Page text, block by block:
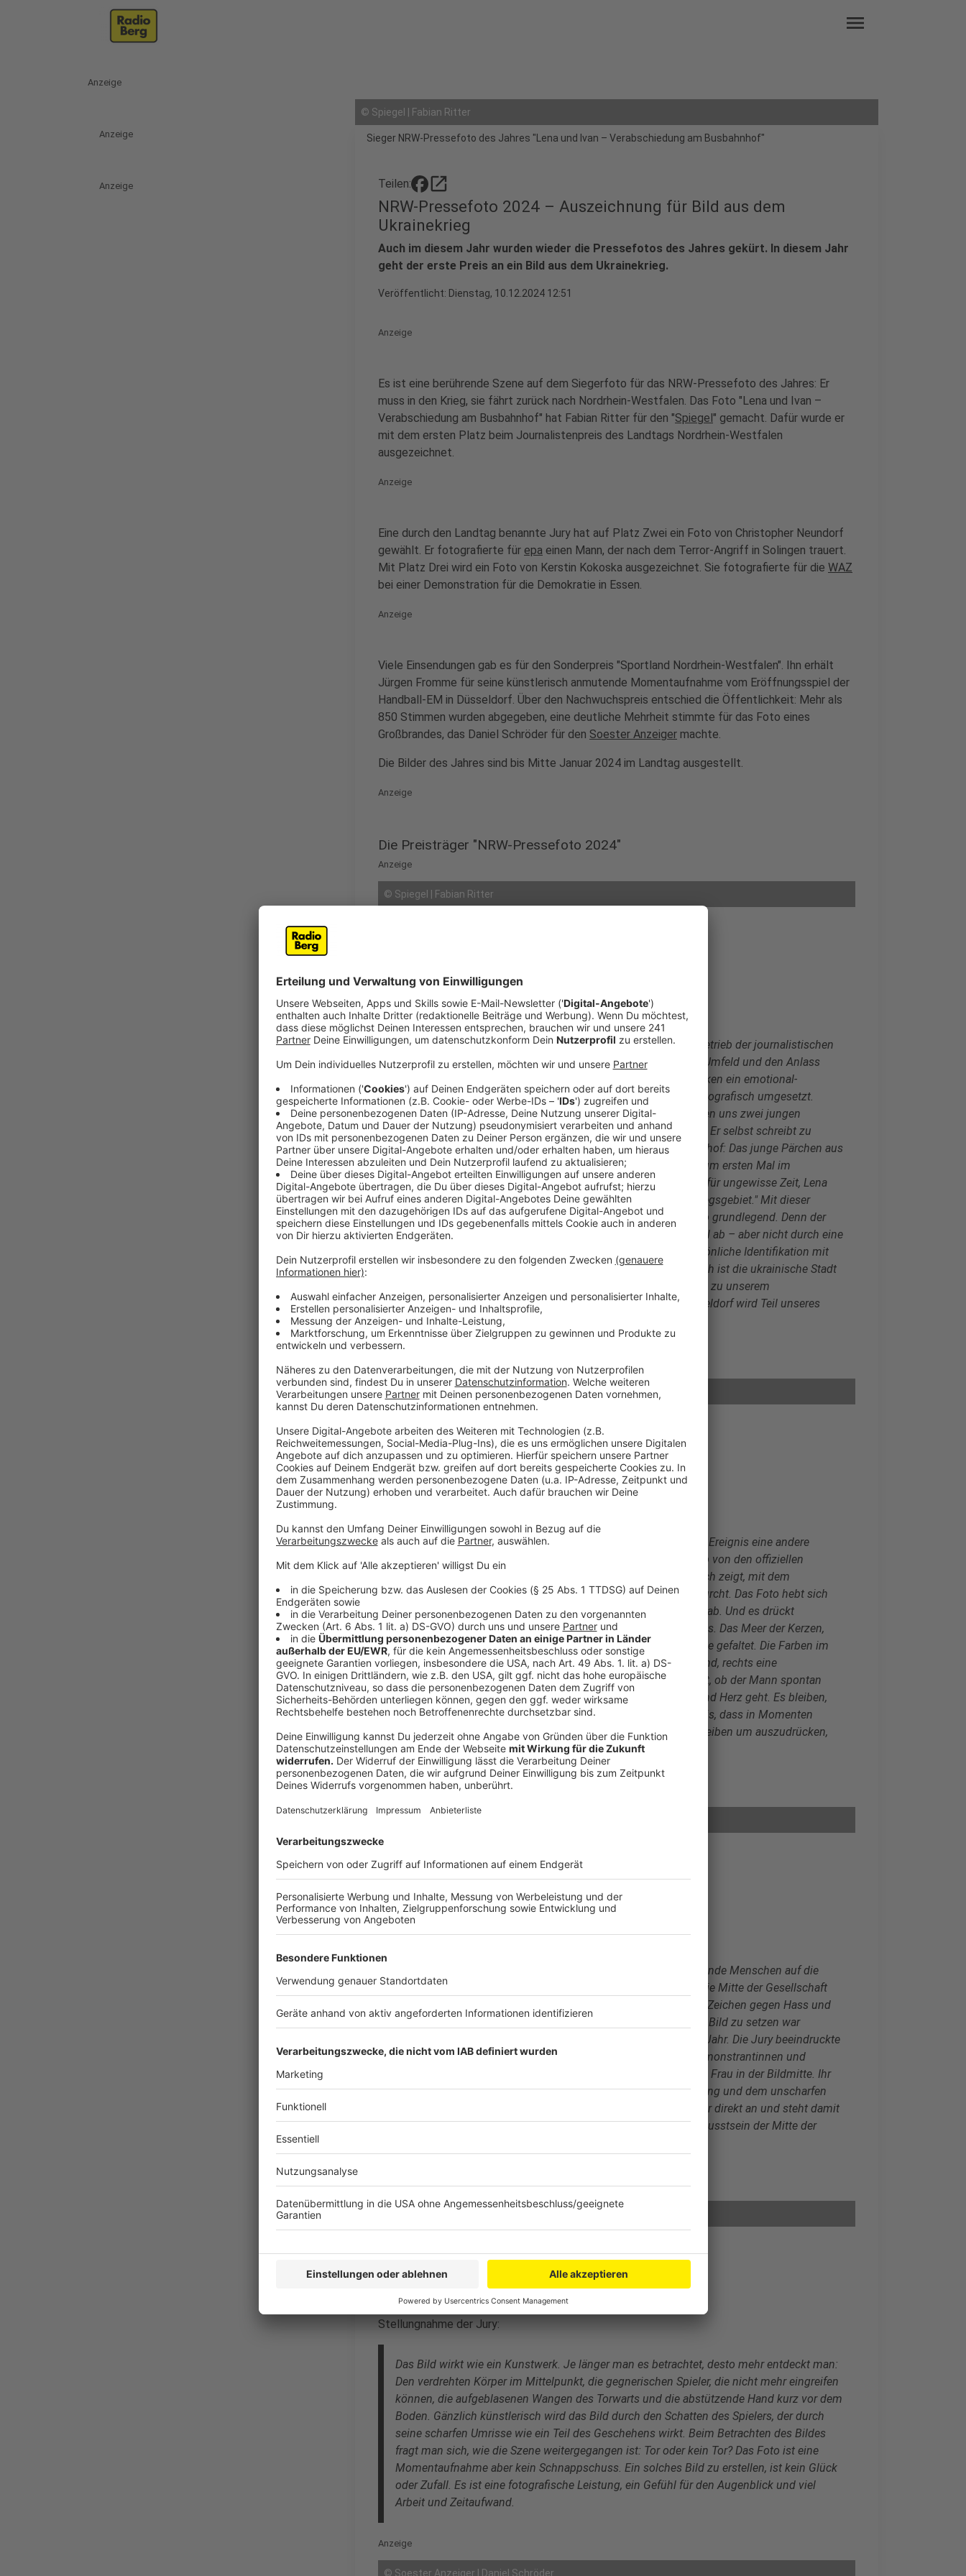
menu
Anzeige
Anzeige
Anzeige
© Spiegel | Fabian Ritter
Sieger NRW-Pressefoto des Jahres "Lena und Ivan – Verabschiedung am Busbahnhof"
Teilen: open_in_new
NRW-Pressefoto 2024 – Auszeichnung für Bild aus dem
Ukrainekrieg
Auch im diesem Jahr wurden wieder die Pressefotos des Jahres gekürt. In diesem Jahr
geht der erste Preis an ein Bild aus dem Ukrainekrieg.
Veröffentlicht: Dienstag, 10.12.2024 12:51
Anzeige
Es ist eine berührende Szene auf dem Siegerfoto für das NRW-Pressefoto des Jahres: Er
muss in den Krieg, sie fährt zurück nach Nordrhein-Westfalen. Das Foto "Lena und Ivan –
Verabschiedung am Busbahnhof" hat Fabian Ritter für den "Spiegel" gemacht. Dafür wurde er
mit dem ersten Platz beim Journalistenpreis des Landtags Nordrhein-Westfalen
ausgezeichnet.
Anzeige
Eine durch den Landtag benannte Jury hat auf Platz Zwei ein Foto von Christopher Neundorf
gewählt. Er fotografierte für epa einen Mann, der nach dem Terror-Angriff in Solingen trauert.
Mit Platz Drei wird ein Foto von Kerstin Kokoska ausgezeichnet. Sie fotografierte für die WAZ
bei einer Demonstration für die Demokratie in Essen.
Anzeige
Viele Einsendungen gab es für den Sonderpreis "Sportland Nordrhein-Westfalen". Ihn erhält
Jürgen Fromme für seine künstlerisch anmutende Momentaufnahme vom Eröffnungsspiel der
Handball-EM in Düsseldorf. Über den Nachwuchspreis entschied die Öffentlichkeit: Mehr als
850 Stimmen wurden abgegeben, eine deutliche Mehrheit stimmte für das Foto eines
Großbrandes, das Daniel Schröder für den Soester Anzeiger machte.
Die Bilder des Jahres sind bis Mitte Januar 2024 im Landtag ausgestellt.
Anzeige
Die Preisträger "NRW-Pressefoto 2024"
Anzeige
© Spiegel | Fabian Ritter
Stellungnahme der Jury:
Auf den ersten Blick, eine Fotografie, die uns im klassischen Betrieb der journalistischen
Fotografie eher ungewöhnlich zu sein scheint. Denn über das Umfeld und den Anlass
dieser Fotografie erfahren wir visuell eigentlich nichts. Wir blicken ein emotional-
subjektives Doppelporträt an, sensibel gesehen, erfasst und fotografisch umgesetzt.
Durch die Fotografie hindurch, wie ein Fenster zur Welt, schauen uns zwei jungen
Menschen an, die in inniger Nähe verbunden zu sein scheinen. Er selbst schreibt zu
seiner eingereichten Fotografie: "Verabschiedung am Busbahnhof: Das junge Pärchen aus
Düsseldorf, Lena und Ivan, sehen sich nach langer Trennung zum ersten Mal im
ukrainischen Lviv wieder. Auf dem Bild verabschieden sie sich für ungewisse Zeit, Lena
fährt zurück nach Deutschland/NRW, Ivan bleibt vorerst im Kriegsgebiet." Mit dieser
zusätzlichen Information wandelt sich unser Blick auf das Foto grundlegend. Denn der
Alltag des Kriegsgeschehens der Ukraine holt uns damit aktuell ab – aber nicht durch eine
Dokumentation von Krieg und Zerstörung, sondern durch persönliche Identifikation mit
den uns unbekannten Protagonisten dieser Aufnahme. Plötzlich ist die ukrainische Stadt
Liviv gefühlt nicht mehr 1400 Kilometer entfernt, sondern nahe zu unserem
Lebensmittelpunkt in Nordrhein-Westfalen. Das Paar aus Düsseldorf wird Teil unseres
Alltags und bleibt uns doch fremd.
©epa | Christopher Neundorf
Anzeige
Christopher Neundorf hat für die Berichterstattung über dieses Ereignis eine andere
Perspektive gesucht und gefunden. Er hat eine Situation fernab von den offiziellen
Terminen eingefangen. Eine Situation, die vor allem den Versuch zeigt, mit dem
Geschehenen umzugehen: In Würde, in Stille, in Trauer, in Ehrfurcht. Das Foto hebt sich
damit von den vielen anderen Bildern rund um dieses Ereignis ab. Und es drückt
Anteilnahme, Beistand, Solidarität und eine tiefe Verletztheit aus. Das Meer der Kerzen,
deren Licht das Gesicht des knienden Mannes streift. Die Hände gefaltet. Die Farben im
Vordergrund des Fotos, die das Dunkel erhellen. Links sein Hund, rechts eine
Einkaufstüte. Er scheint ganz bei sich zu sein. Wir wissen nicht, ob der Mann spontan
vorbeigekommen ist und was ihm gerade genau durch Kopf und Herz geht. Es bleiben,
wie immer nach solchen Ereignissen, Fragen und die Erkenntnis, dass in Momenten
größter Not und Sprachlosigkeit manchmal nur Gesten übrigbleiben um auszudrücken,
wofür Worte fehlen.
Anzeige
Anzeige
Stellungnahme der Jury:
Zu Anfang dieses Jahres gingen im ganzen Land hunderttausende Menschen auf die
Straße. Viele waren zum ersten Mal auf einer Demonstration. Die Mitte der Gesellschaft
stand auf, um sich einzusetzen für die Demokratie und um ein Zeichen gegen Hass und
Hetze zu setzen. Diese Groß-Demonstrationen fotografisch ins Bild zu setzen war
Aufgabe vieler Pressefotografinnen und -fotografen in diesem Jahr. Die Jury beeindruckte
dieses Bild durch seine Komposition: Die große Menge der Demonstrantinnen und
Demonstranten, die Masse, die ein Gesicht bekommt durch die Frau in der Bildmitte. Ihr
farbiges Plakat kontrastiert mit der dunkel gehaltenen Umgebung und dem unscharfen
Rahmen. Die junge Frau steht im Zentrum, blickt den Betrachter direkt an und steht damit
exemplarisch für alle Demonstrierenden und für das Selbstbewusstsein der Mitte der
Anzeige
Anzeige
Stellungnahme der Jury:
Das Bild wirkt wie ein Kunstwerk. Je länger man es betrachtet, desto mehr entdeckt man:
Den verdrehten Körper im Mittelpunkt, die gegnerischen Spieler, die nicht mehr eingreifen
können, die aufgeblasenen Wangen des Torwarts und die abstützende Hand kurz vor dem
Boden. Gänzlich künstlerisch wird das Bild durch den Schatten des Spielers, der durch
seine scharfen Umrisse wie ein Teil des Geschehens wirkt. Beim Betrachten des Bildes
fragt man sich, wie die Szene weitergegangen ist: Tor oder kein Tor? Das Foto ist eine
Momentaufnahme aber kein Schnappschuss. Ein solches Bild zu erstellen, ist kein Glück
oder Zufall. Es ist eine fotografische Leistung, ein Gefühl für den Augenblick und viel
Arbeit und Zeitaufwand.
Anzeige
© Soester Anzeiger | Daniel Schröder